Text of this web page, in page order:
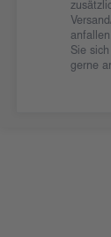
Sie
gerne